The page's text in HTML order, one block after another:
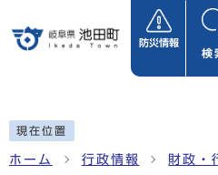
防災情報
検
現在位置
ホーム 行政情報 財政・